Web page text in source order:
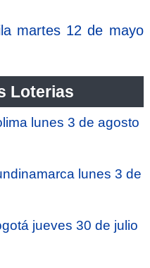
martes 12 de mayo
Loterias
lunes 3 de agosto
lunes 3 de
jueves 30 de julio